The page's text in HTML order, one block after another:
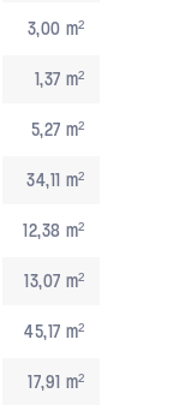
3,00 m²
1,37 m²
5,27 m²
34,11 m²
12,38 m²
13,07 m²
45,17 m²
17,91 m²